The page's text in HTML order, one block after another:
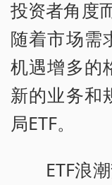
投资者角度
随着市场需
机遇增多的
新的业务和
局ETF。
ETF浪潮